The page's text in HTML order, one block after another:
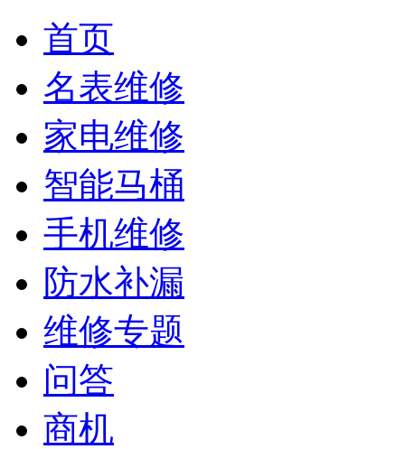
首页
名表维修
家电维修
智能马桶
手机维修
防水补漏
维修专题
问答
商机